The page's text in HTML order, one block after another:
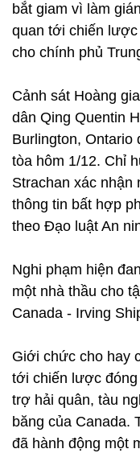
bắt giam vì làm
quan tới chiến
cho chính phủ
Cảnh sát Hoàng
dân Qing Quentin
Burlington, Ontario
tòa hôm 1/12. Chỉ
Strachan xác nhận
thông tin bất hợp
theo Đạo luật An
Nghi phạm hiện
một nhà thầu cho
Canada - Irving
Giới chức cho hay
tới chiến lược đóng
trợ hải quân, tàu
băng của Canada.
đã hành động một